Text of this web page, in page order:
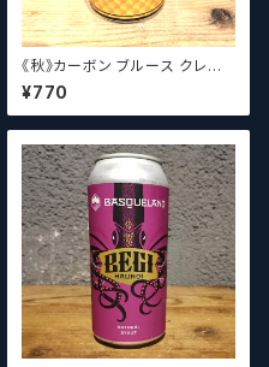
《秋》カーボン ブルース クレイ
ジーリッチルプリンズ Carbo
n Brews Crazy rich Lupulin
s【クラフトビール】
¥770